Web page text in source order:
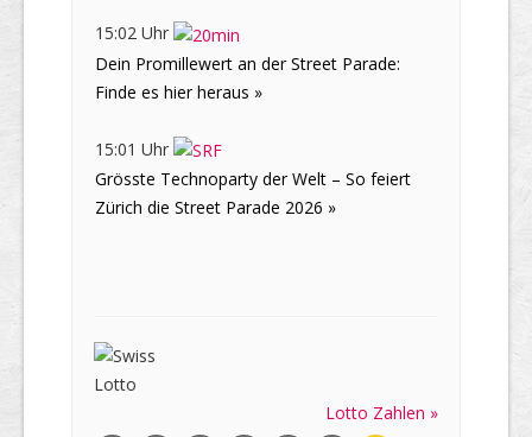
15:02 Uhr
Dein Promillewert an der Street Parade:
Finde es hier heraus »
15:01 Uhr
Grösste Technoparty der Welt – So feiert
Zürich die Street Parade 2026 »
Lotto Zahlen »